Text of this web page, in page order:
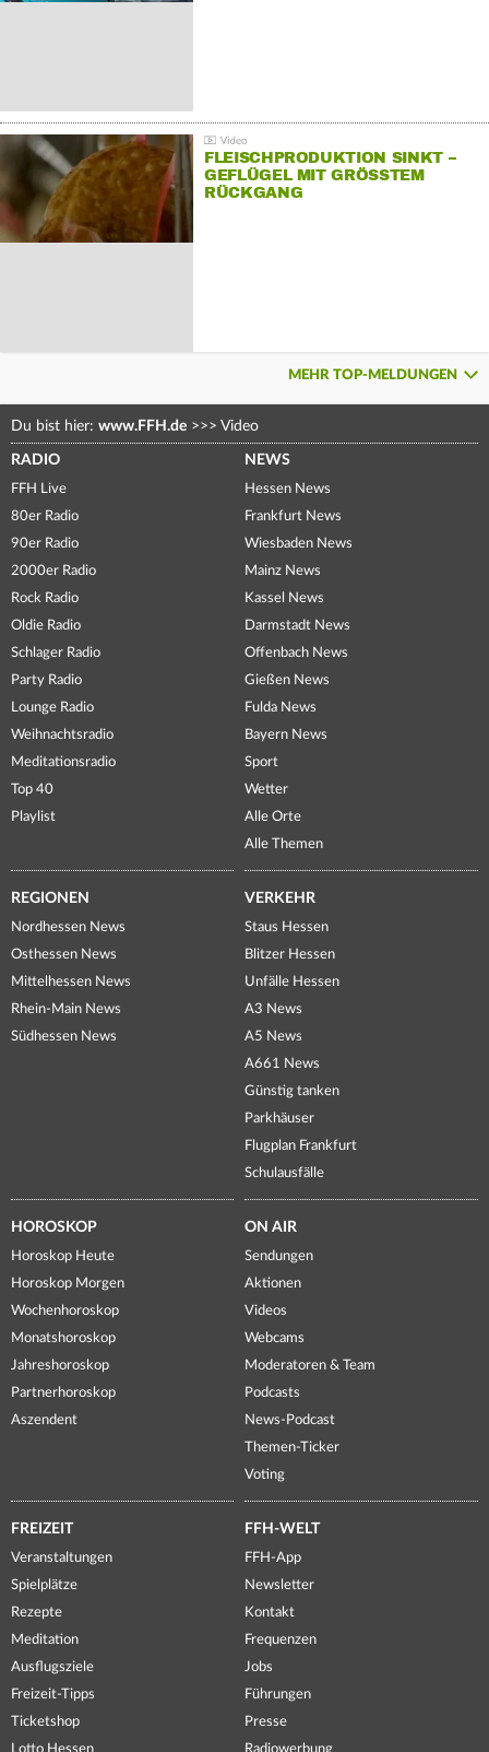
FLEISCHPRODUKTION SINKT –
GEFLÜGEL MIT GRÖSSTEM R
ÜCKGANG
MEHR TOP-MELDUNGEN
Du bist hier: www.FFH.de >>> Video
RADIO
FFH Live
80er Radio
90er Radio
2000er Radio
Rock Radio
Oldie Radio
Schlager Radio
Party Radio
Lounge Radio
Weihnachtsradio
Meditationsradio
Top 40
Playlist
NEWS
Hessen News
Frankfurt News
Wiesbaden News
Mainz News
Kassel News
Darmstadt News
Offenbach News
Gießen News
Fulda News
Bayern News
Sport
Wetter
Alle Orte
Alle Themen
REGIONEN
Nordhessen News
Osthessen News
Mittelhessen News
Rhein-Main News
Südhessen News
VERKEHR
Staus Hessen
Blitzer Hessen
Unfälle Hessen
A3 News
A5 News
A661 News
Günstig tanken
Parkhäuser
Flugplan Frankfurt
Schulausfälle
HOROSKOP
Horoskop Heute
Horoskop Morgen
Wochenhoroskop
Monatshoroskop
Jahreshoroskop
Partnerhoroskop
Aszendent
ON AIR
Sendungen
Aktionen
Videos
Webcams
Moderatoren & Team
Podcasts
News-Podcast
Themen-Ticker
Voting
FREIZEIT
Veranstaltungen
Spielplätze
Rezepte
Meditation
Ausflugsziele
Freizeit-Tipps
Ticketshop
Lotto Hessen
FFH-WELT
FFH-App
Newsletter
Kontakt
Frequenzen
Jobs
Führungen
Presse
Radiowerbung